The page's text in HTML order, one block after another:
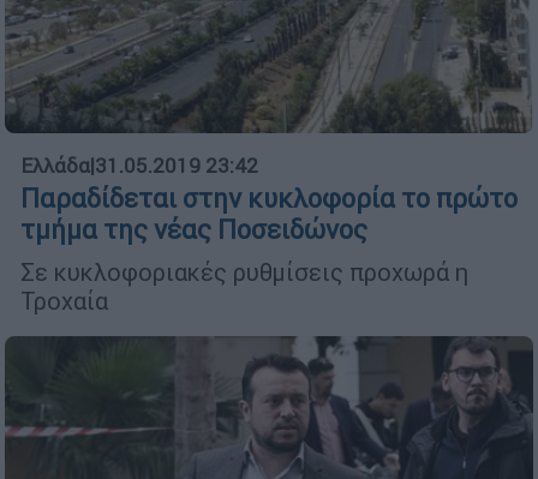
Ελλάδα|31.05.2019 23:42
Παραδίδεται στην κυκλοφορία το πρώτο
τμήμα της νέας Ποσειδώνος
Σε κυκλοφοριακές ρυθμίσεις προχωρά η
Τροχαία